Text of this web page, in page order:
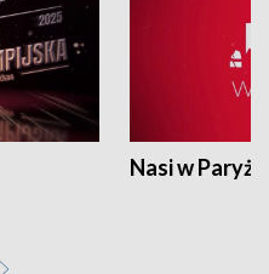
Nasi w Paryżu